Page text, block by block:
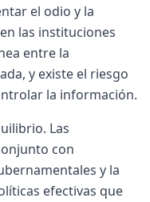
el odio y la
las instituciones
entre la
y existe el riesgo
la información.
Las
con
y la
efectivas que